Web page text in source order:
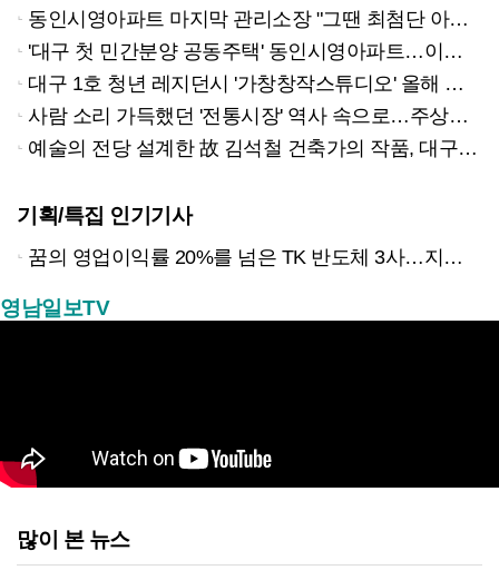
동인시영아파트 마지막 관리소장 "그땐 최첨단 아파트…구경하러 온 사람도"
'대구 첫 민간분양 공동주택' 동인시영아파트…이젠 21층 아파트 들어선다
대구 1호 청년 레지던시 '가창창작스튜디오' 올해 초 문 닫아…다시 '폐교' 신세
사람 소리 가득했던 '전통시장' 역사 속으로…주상복합·아파트 '빌딩숲' 된다
예술의 전당 설계한 故 김석철 건축가의 작품, 대구 '한양가든' 역사 속으로
기획/특집 인기기사
꿈의 영업이익률 20%를 넘은 TK 반도체 3사…지역 경제 생태계 바꾸나
영남일보TV
많이 본 뉴스